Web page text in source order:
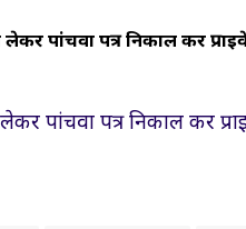
पांचवा पत्र निकाल कर
पांचवा पत्र निकाल कर